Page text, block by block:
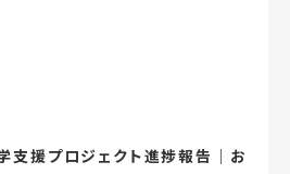
支援プロジェクト進捗報告｜お